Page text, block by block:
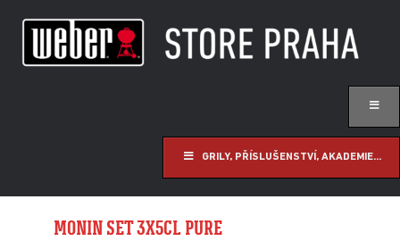
GRILY, PŘÍSLUŠENSTVÍ, AKADEMIE...
MONIN SET 3X5CL PURE